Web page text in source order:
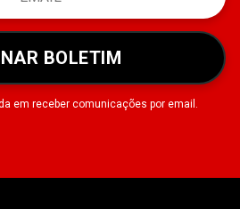
BOLETIM
em receber comunicações por email.